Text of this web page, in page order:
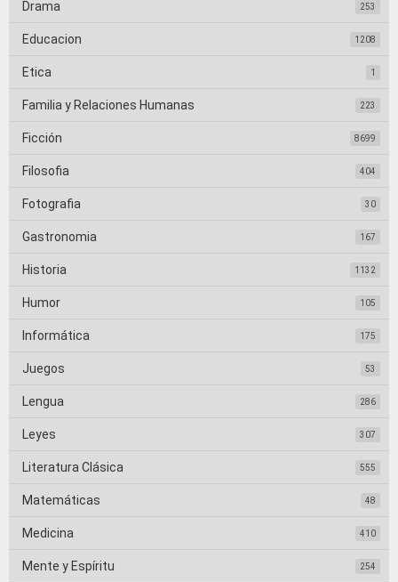
Drama 253
Educacion 1208
Etica 1
Familia y Relaciones Humanas 223
Ficción 8699
Filosofia 404
Fotografia 30
Gastronomia 167
Historia 1132
Humor 105
Informática 175
Juegos 53
Lengua 286
Leyes 307
Literatura Clásica 555
Matemáticas 48
Medicina 410
Mente y Espíritu 254